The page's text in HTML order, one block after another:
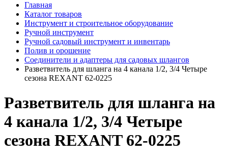
Главная
Каталог товаров
Инструмент и строительное оборудование
Ручной инструмент
Ручной садовый инструмент и инвентарь
Полив и орошение
Соединители и адаптеры для садовых шлангов
Разветвитель для шланга на 4 канала 1/2, 3/4 Четыре
сезона REXANT 62-0225
Разветвитель для шланга на
4 канала 1/2, 3/4 Четыре
сезона REXANT 62-0225